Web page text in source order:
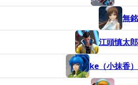
無銘
江頭慎太郎
ke（小抹香）